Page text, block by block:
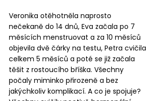
Veronika otěhotněla naprosto
nečekaně do 14 dnů, Eva začala po 7
měsících menstruovat a za 10 měsíců
objevila dvě čárky na testu, Petra cvičila
celkem 5 měsíců a poté se již začala
těšit z rostoucího bříška. Všechny
počaly miminko přirozeně a bez
jakýchkoliv komplikací. A co je spojuje?